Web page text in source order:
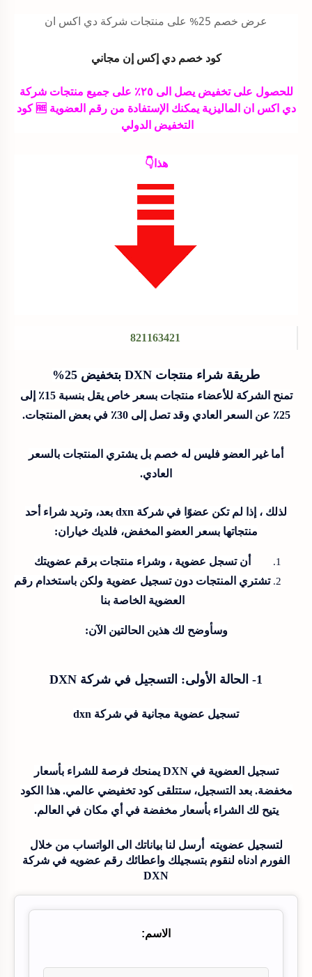
عرض خصم 25% على منتجات شركة دي اكس ان
كود خصم دي إكس إن مجاني
للحصول على تخفيض يصل الى ٢٥٪ على جميع منتجات شركة
دي اكس ان الماليزية يمكنك الإستفادة من رقم العضوية 🆓 كود
التخفيض الدولي
هذا👇
821163421
طريقة شراء منتجات DXN بتخفيض 25%
تمنح الشركة للأعضاء منتجات بسعر خاص يقل بنسبة 15٪ إلى
25٪ عن السعر العادي وقد تصل إلى 30٪ في بعض المنتجات.
أما غير العضو فليس له خصم بل يشتري المنتجات بالسعر
العادي.
لذلك ، إذا لم تكن عضوًا في شركة dxn بعد، وتريد شراء أحد
منتجاتها بسعر العضو المخفض، فلديك خياران:
أن تسجل عضوية ، وشراء منتجات برقم عضويتك
تشتري المنتجات دون تسجيل عضوية ولكن باستخدام رقم
العضوية الخاصة بنا
وسأوضح لك هذين الحالتين الآن:
1- الحالة الأولى: التسجيل في شركة DXN
تسجيل عضوية مجانية في شركة dxn
تسجيل العضوية في DXN يمنحك فرصة للشراء بأسعار
مخفضة. بعد التسجيل، ستتلقى كود تخفيضي عالمي. هذا الكود
يتيح لك الشراء بأسعار مخفضة في أي مكان في العالم.
لتسجيل عضويته أرسل لنا بياناتك الى الواتساب من خلال
الفورم ادناه لنقوم بتسجيلك واعطائك رقم عضويه في شركة
DXN
الاسم: